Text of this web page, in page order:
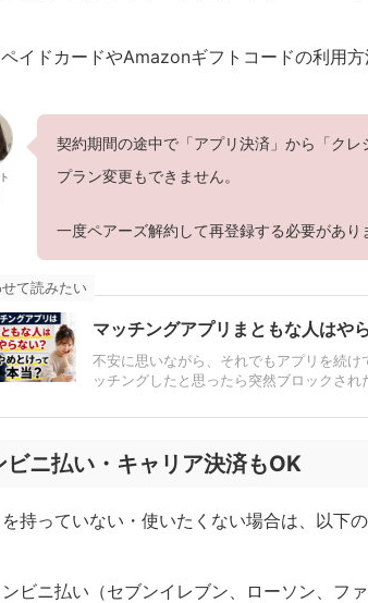
イドカードやAmazonギフトコードの利用方
契約期間の途中で「アプリ決済」から「ク
プラン変更もできません。
一度ペアーズ解約して再登録する必要があり
マッチングアプリまともな人はや
不安に思いながら、それでもアプリを続
ッチングしたと思ったら突然ブロックさ
せて読みたい
ビニ払い・キャリア決済もOK
持っていない・使いたくない場合は、以下
ンビニ払い（セブンイレブン、ローソン、ファ